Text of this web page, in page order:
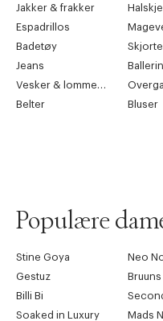
Jakker & frakker
Espadrillos
Badetøy
Jeans
Vesker & lommebøker
Belter
Bluser
Populære
Stine Goya Neo
Gestuz
Bruuns
Billi Bi
Soaked in Luxury